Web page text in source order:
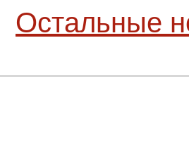
Остальные